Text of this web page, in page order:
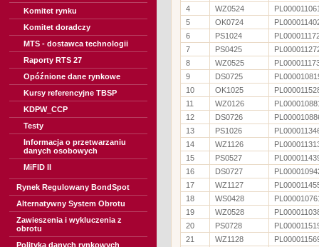
Komitet rynku
Komitet doradczy
MTS - dostawca technologii
Raporty RTS 27
Opóźnione dane rynkowe
Kursy referencyjne TBSP
KDPW_CCP
Testy
Informacja o przetwarzaniu
danych osobowych
MiFID II
Rynek Regulowany BondSpot
Alternatywny System Obrotu
Zawieszenia i wykluczenia z
obrotu
Polityka danych rynkowych
4
WZ0524
5
OK0724
6
PS1024
7
PS0425
8
WZ0525
9
DS0725
10
OK1025
11
WZ0126
12
DS0726
13
PS1026
14
WZ1126
15
PS0527
16
DS0727
17
WZ1127
18
WS0428
19
WZ0528
20
PS0728
21
WZ1128